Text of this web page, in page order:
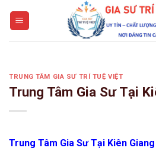
TRUNG TÂM GIA SƯ TRÍ TUỆ VIỆT
Trung Tâm Gia Sư Tại
Trung Tâm Gia Sư Tại Kiên